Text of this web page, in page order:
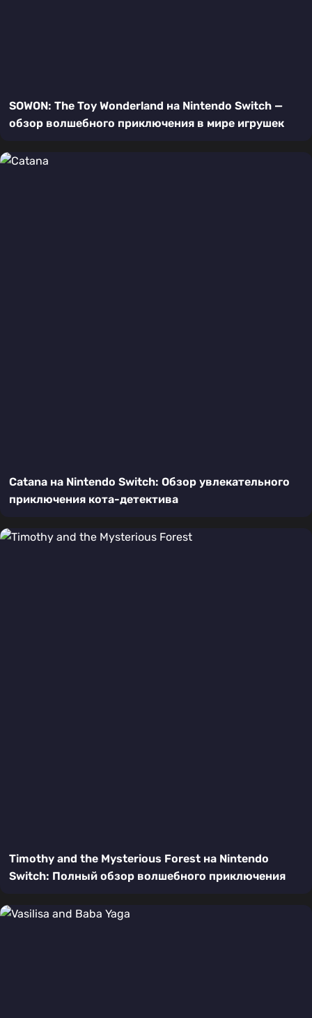
SOWON: The Toy Wonderland на Nintendo Switch —
обзор волшебного приключения в мире игрушек
Catana на Nintendo Switch: Обзор увлекательного
приключения кота-детектива
Timothy and the Mysterious Forest на Nintendo
Switch: Полный обзор волшебного приключения